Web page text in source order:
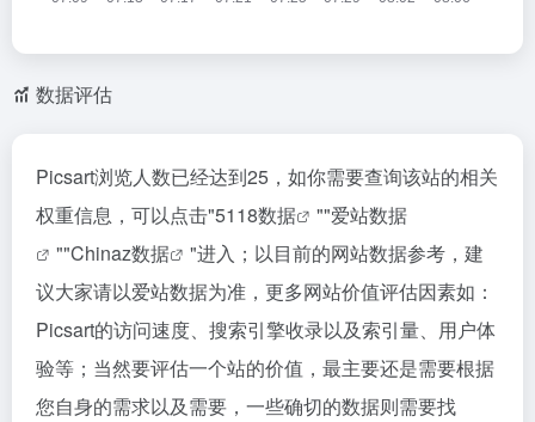
数据评估
Picsart浏览人数已经达到25，如你需要查询该站的相关
权重信息，可以点击"5118数据 ""爱站数据
""Chinaz数据
"进入；以目前的网站数据参考，建
议大家请以爱站数据为准，更多网站价值评估因素如：
Picsart的访问速度、搜索引擎收录以及索引量、用户体
验等；当然要评估一个站的价值，最主要还是需要根据
您自身的需求以及需要，一些确切的数据则需要找